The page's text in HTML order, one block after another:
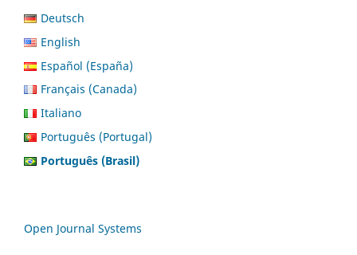
Deutsch
English
Español (España)
Français (Canada)
Italiano
Português (Portugal)
Português (Brasil)
Open Journal Systems